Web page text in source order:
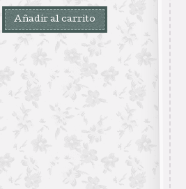
Añadir al carrito